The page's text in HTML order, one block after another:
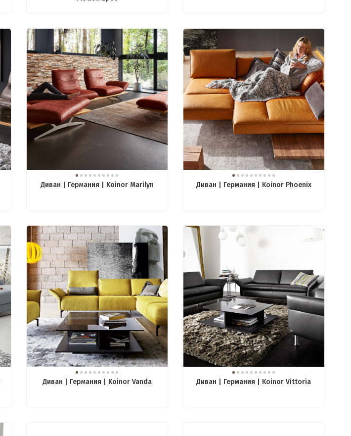
Диван | Германия | Koinor Marilyn Диван | Германия | Koinor Phoenix
Диван | Германия | Koinor Vanda Диван | Германия | Koinor Vittoria